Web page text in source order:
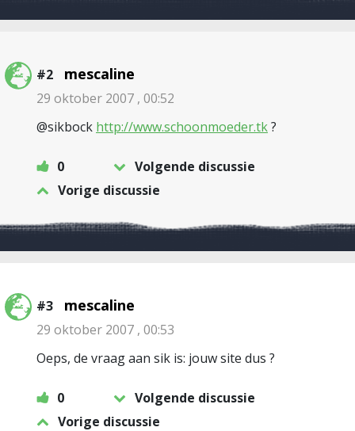
#2 mescaline
29 oktober 2007 , 00:52
@sikbock http://www.schoonmoeder.tk?
0
Volgende discussie
Vorige discussie
#3 mescaline
29 oktober 2007 , 00:53
Oeps, de vraag aan sik is: jouw site dus ?
0
Volgende discussie
Vorige discussie